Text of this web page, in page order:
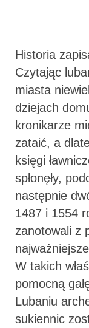
Historia
Czytając
miasta
dziejach
kronikarze
zataić, a
księgi
spłonęły,
następnie
1487 i 1554
zanotowali z
W takich
pomocną
Lubaniu
sukiennic